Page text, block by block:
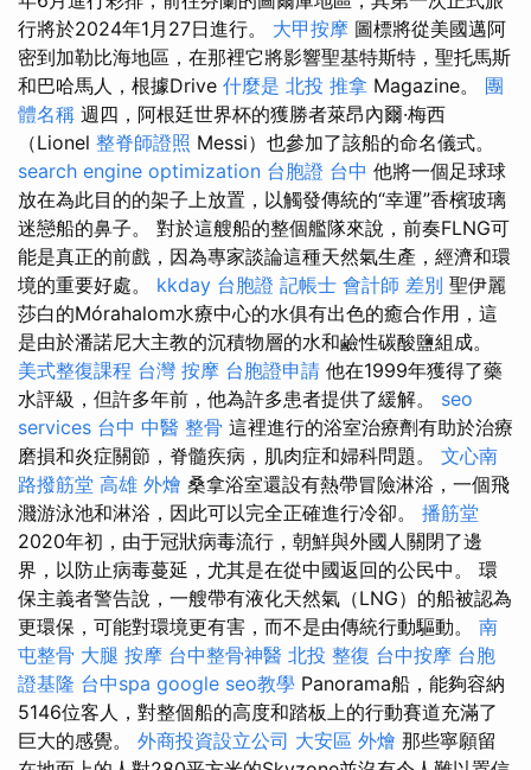
行將於2024年1月27日進行。 大甲按摩 圖標將從美國邁阿
密到加勒比海地區，在那裡它將影響聖基特斯特，聖托馬斯
和巴哈馬人，根據Drive 什麼是 北投 推拿 Magazine。 團
體名稱 週四，阿根廷世界杯的獲勝者萊昂內爾·梅西
（Lionel 整脊師證照 Messi）也參加了該船的命名儀式。
search engine optimization 台胞證 台中 他將一個足球球
放在為此目的的架子上放置，以觸發傳統的“幸運”香檳玻璃
迷戀船的鼻子。 對於這艘船的整個艦隊來說，前奏FLNG可
能是真正的前戲，因為專家談論這種天然氣生產，經濟和環
境的重要好處。 kkday 台胞證 記帳士 會計師 差別 聖伊麗
莎白的Mórahalom水療中心的水俱有出色的癒合作用，這
是由於潘諾尼大主教的沉積物層的水和鹼性碳酸鹽組成。
美式整復課程 台灣 按摩 台胞證申請 他在1999年獲得了藥
水評級，但許多年前，他為許多患者提供了緩解。 seo
services 台中 中醫 整骨 這裡進行的浴室治療劑有助於治療
磨損和炎症關節，脊髓疾病，肌肉症和婦科問題。 文心南
路撥筋堂 高雄 外燴 桑拿浴室還設有熱帶冒險淋浴，一個飛
濺游泳池和淋浴，因此可以完全正確進行冷卻。 播筋堂
2020年初，由于冠狀病毒流行，朝鮮與外國人關閉了邊
界，以防止病毒蔓延，尤其是在從中國返回的公民中。 環
保主義者警告說，一艘帶有液化天然氣（LNG）的船被認為
更環保，可能對環境更有害，而不是由傳統行動驅動。 南
屯整骨 大腿 按摩 台中整骨神醫 北投 整復 台中按摩 台胞
證基隆 台中spa google seo教學 Panorama船，能夠容納
5146位客人，對整個船的高度和踏板上的行動賽道充滿了
巨大的感覺。 外商投資設立公司 大安區 外燴 那些寧願留